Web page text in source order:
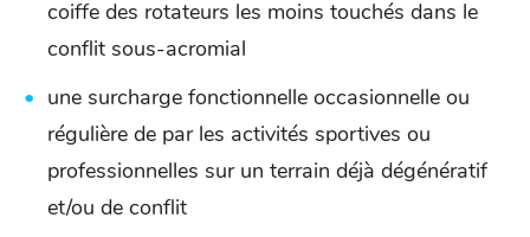
coiffe des rotateurs les moins touchés dans le
conflit sous-acromial
une surcharge fonctionnelle occasionnelle ou
régulière de par les activités sportives ou
professionnelles sur un terrain déjà dégénératif
et/ou de conflit